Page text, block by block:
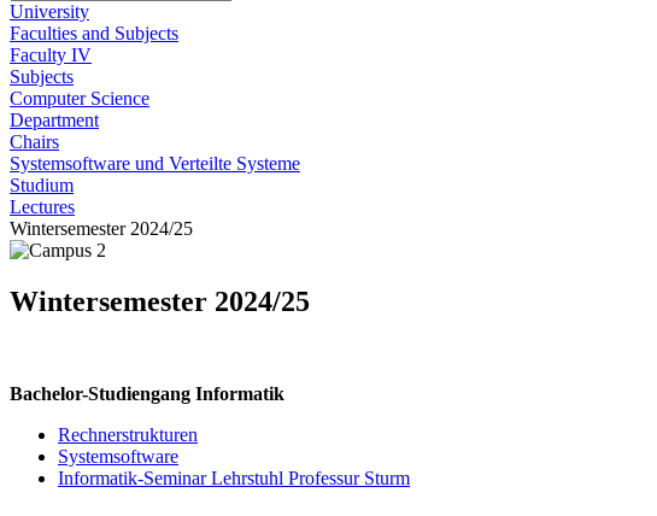
University
Faculties and Subjects
Faculty IV
Subjects
Computer Science
Department
Chairs
Systemsoftware und Verteilte Systeme
Studium
Lectures
Wintersemester 2024/25
Wintersemester 2024/25
Bachelor-Studiengang Informatik
Rechnerstrukturen
Systemsoftware
Informatik-Seminar Lehrstuhl Professur Sturm